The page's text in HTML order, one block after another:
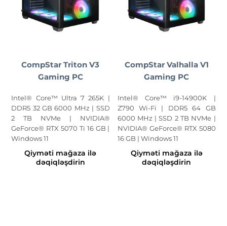
CompStar Triton V3
Gaming PC
Intel® Core™ Ultra 7 265K |
DDR5 32 GB 6000 MHz | SSD
2 TB NVMe | NVIDIA®
GeForce® RTX 5070 Ti 16 GB |
Windows 11
Qiyməti mağaza ilə
dəqiqləşdirin
CompStar Valhalla V1
Gaming PC
Intel® Core™ i9-14900K |
Z790 Wi-Fi | DDR5 64 GB
6000 MHz | SSD 2 TB NVMe |
NVIDIA® GeForce® RTX 5080
16 GB | Windows 11
Qiyməti mağaza ilə
dəqiqləşdirin